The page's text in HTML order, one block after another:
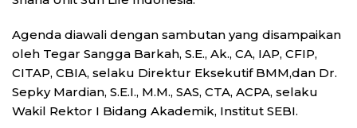
Agenda diawali dengan sambutan yang disampaikan
oleh Tegar Sangga Barkah, S.E., Ak., CA, IAP, CFIP,
CITAP, CBIA, selaku Direktur Eksekutif BMM,dan Dr.
Sepky Mardian, S.E.I., M.M., SAS, CTA, ACPA, selaku
Wakil Rektor I Bidang Akademik, Institut SEBI.